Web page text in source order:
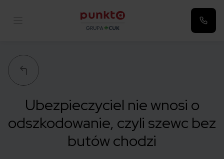
Ubezpieczyciel nie wnosi o
odszkodowanie, czyli szewc bez
butów chodzi